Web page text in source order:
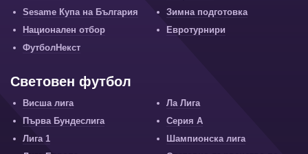
Sesame Купа на България
Зимна подготовка
Национален отбор
Евротурнири
ФутболНекст
Световен футбол
Висша лига
Ла Лига
Първа Бундеслига
Серия А
Лига 1
Шампионска лига